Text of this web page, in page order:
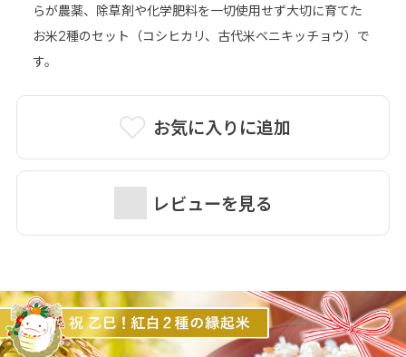
お気に入りに追加
レビューを見る
らが農薬、除草剤や化学肥料を一切使用せず大切に育てた
お米2種のセット（コシヒカリ、古代米ベニキッチョウ）で
す。